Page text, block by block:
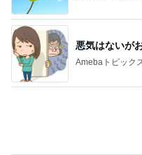
悪気はないが
Amebaトピック